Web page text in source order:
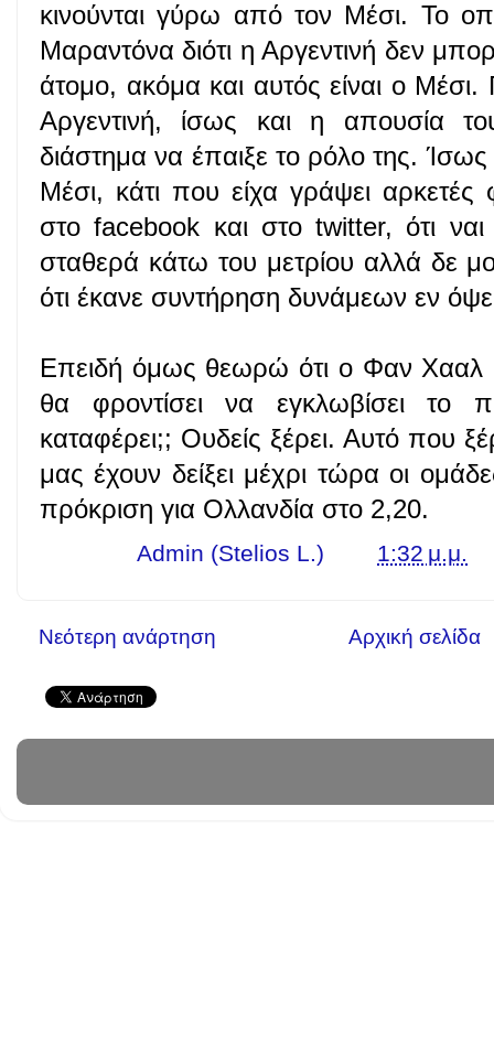
κινούνται γύρω από τον Μέσι. Το
Μαραντόνα διότι η Αργεντινή δεν
άτομο, ακόμα και αυτός είναι ο Μέσι.
Αργεντινή, ίσως και η απουσία
διάστημα να έπαιξε το ρόλο της. Ίσως
Μέσι, κάτι που είχα γράψει
στο facebook και στο twitter, ότι
σταθερά κάτω του μετρίου αλλά δε
ότι έκανε συντήρηση δυνάμεων εν
Επειδή όμως θεωρώ ότι ο Φαν Χααλ
θα φροντίσει να εγκλωβίσει το
καταφέρει;; Ουδείς ξέρει. Αυτό που
μας έχουν δείξει μέχρι τώρα οι
πρόκριση για Ολλανδία στο 2,20.
Admin (Stelios L.) 1:32 μ.μ.
Νεότερη ανάρτηση Αρχική σελίδα